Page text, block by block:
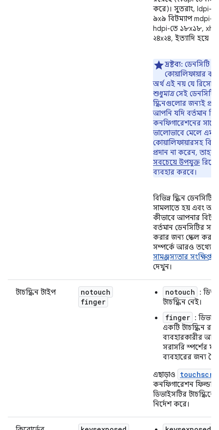
করে)। সুতরাং, ldpi-
৯x৯ বিটম্যাপ mdpi-
hdpi-তে ১৮x১৮,
২৪x২৪, ইত্যাদি হয়ে
দ্রষ্টব্য: ডেনসিটি
কোয়ালিফায়ার
অর্থ এই নয় যে
শুধুমাত্রসেই ডেনসিটির
স্ক্রিনগুলোর জন্যই
আপনি যদি বর্তমান
কনফিগারেশনের
ভালোভাবে মেলে এমন
কোয়ালিফায়ারসহ
প্রদান না করেন,
সবচেয়ে উপযুক্ত
ব্যবহার করবে।
বিভিন্ন স্ক্রিন ডেনসিটি
সামলাতে হয় এবং
কীভাবে আপনার
বর্তমান ডেনসিটির
করার জন্য স্কেল
সম্পর্কে আরও তথ্যের
সামঞ্জস্যতার সংক্ষিপ্ত
দেখুন।
টাচস্ক্রিন টাইপ
notouch
finger
notouch
:
টাচস্ক্রিন নেই।
finger :
একটি টাচস্ক্রিন
ব্যবহারকারীর
সরাসরি স্পর্শের
ব্যবহারের জন্য
এছাড়াও
কনফিগারেশন ফিল্ডটি
ডিভাইসটির
নির্দেশ করে।